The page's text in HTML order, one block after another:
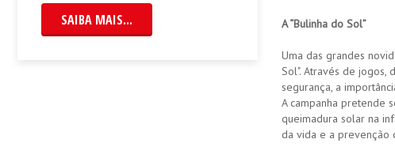
SAIBA MAIS... A “Bulinha do Sol”
Uma das grandes
Sol". Através de jogos,
segurança, a
A campanha pretende
queimadura solar na
da vida e a prevenção